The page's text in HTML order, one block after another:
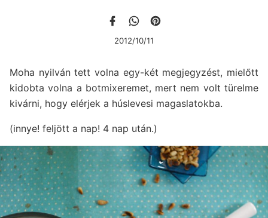
2012/10/11
Moha nyilván tett volna egy-két megjegyzést, mielőtt
kidobta volna a botmixeremet, mert nem volt türelme
kivárni, hogy elérjek a húslevesi magaslatokba.
(innye! feljött a nap! 4 nap után.)